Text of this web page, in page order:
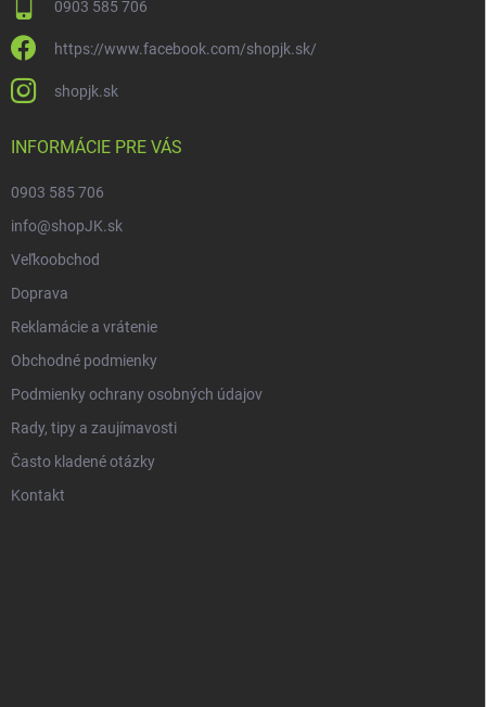
0903 585 706
https://www.facebook.com/shopjk.sk/
shopjk.sk
INFORMÁCIE PRE VÁS
0903 585 706
info@shopJK.sk
Veľkoobchod
Doprava
Reklamácie a vrátenie
Obchodné podmienky
Podmienky ochrany osobných údajov
Rady, tipy a zaujímavosti
Často kladené otázky
Kontakt